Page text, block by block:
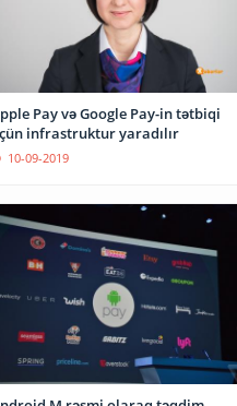
Pay və Google Pay-in tətbiqi
infrastruktur yaradılır
10-09-2019